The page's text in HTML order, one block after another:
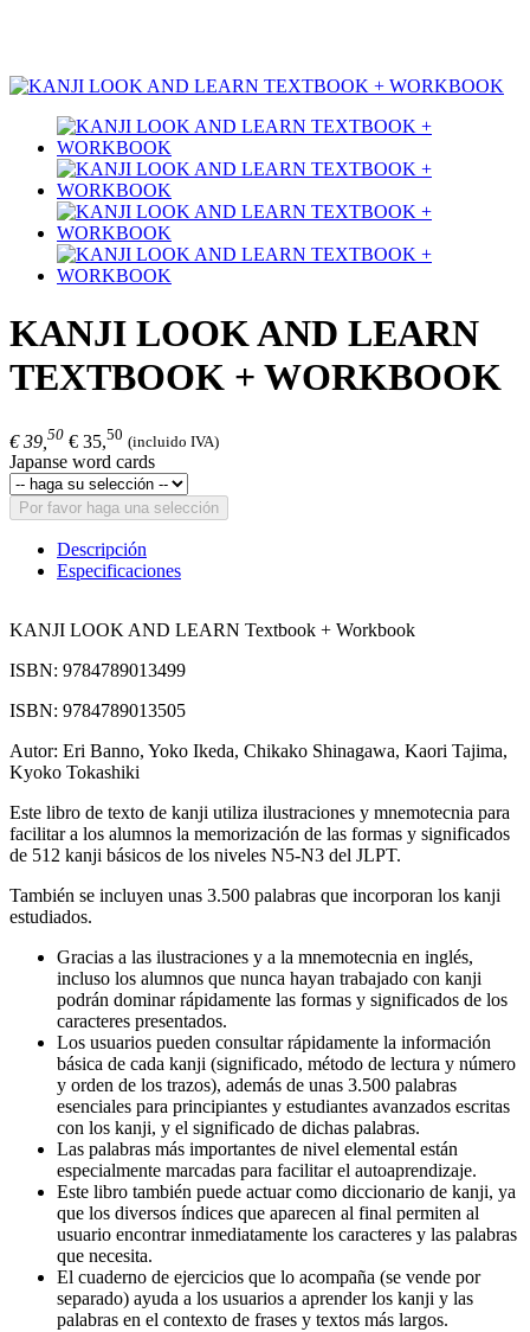
KANJI LOOK AND LEARN
TEXTBOOK + WORKBOOK
€ 39, 50 € 35, 50 (incluido IVA)
Japanse word cards
Por favor haga una selección
Descripción
Especificaciones
KANJI LOOK AND LEARN Textbook + Workbook
ISBN: 9784789013499
ISBN: 9784789013505
Autor: Eri Banno, Yoko Ikeda, Chikako Shinagawa, Kaori Tajima,
Kyoko Tokashiki
Este libro de texto de kanji utiliza ilustraciones y mnemotecnia para
facilitar a los alumnos la memorización de las formas y significados
de 512 kanji básicos de los niveles N5-N3 del JLPT.
También se incluyen unas 3.500 palabras que incorporan los kanji
estudiados.
Gracias a las ilustraciones y a la mnemotecnia en inglés,
incluso los alumnos que nunca hayan trabajado con kanji
podrán dominar rápidamente las formas y significados de los
caracteres presentados.
Los usuarios pueden consultar rápidamente la información
básica de cada kanji (significado, método de lectura y número
y orden de los trazos), además de unas 3.500 palabras
esenciales para principiantes y estudiantes avanzados escritas
con los kanji, y el significado de dichas palabras.
Las palabras más importantes de nivel elemental están
especialmente marcadas para facilitar el autoaprendizaje.
Este libro también puede actuar como diccionario de kanji, ya
que los diversos índices que aparecen al final permiten al
usuario encontrar inmediatamente los caracteres y las palabras
que necesita.
El cuaderno de ejercicios que lo acompaña (se vende por
separado) ayuda a los usuarios a aprender los kanji y las
palabras en el contexto de frases y textos más largos.